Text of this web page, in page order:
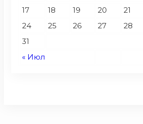
« Июл
17
18 19 20 21
24
25 26 27 28
31